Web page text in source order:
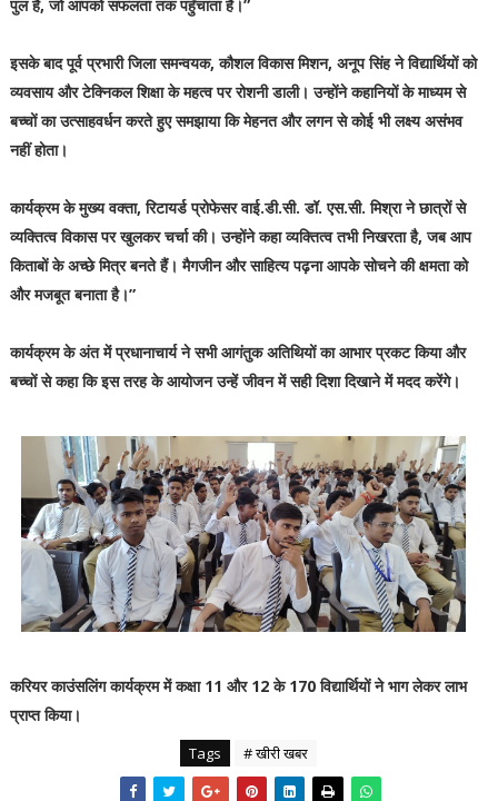
पुल है, जो आपको सफलता तक पहुँचाता है।”
इसके बाद पूर्व प्रभारी जिला समन्वयक, कौशल विकास मिशन, अनूप सिंह ने विद्यार्थियों को
व्यवसाय और टेक्निकल शिक्षा के महत्व पर रोशनी डाली। उन्होंने कहानियों के माध्यम से
बच्चों का उत्साहवर्धन करते हुए समझाया कि मेहनत और लगन से कोई भी लक्ष्य असंभव
नहीं होता।
कार्यक्रम के मुख्य वक्ता, रिटायर्ड प्रोफेसर वाई.डी.सी. डॉ. एस.सी. मिश्रा ने छात्रों से
व्यक्तित्व विकास पर खुलकर चर्चा की। उन्होंने कहाव्यक्तित्व तभी निखरता है, जब आप
किताबों के अच्छे मित्र बनते हैं। मैगजीन और साहित्य पढ़ना आपके सोचने की क्षमता को
और मजबूत बनाता है।”
कार्यक्रम के अंत में प्रधानाचार्य ने सभी आगंतुक अतिथियों का आभार प्रकट किया और
बच्चों से कहा कि इस तरह के आयोजन उन्हें जीवन में सही दिशा दिखाने में मदद करेंगे।
करियर काउंसलिंग कार्यक्रम में कक्षा 11 और 12 के 170 विद्यार्थियों ने भाग लेकर लाभ
प्राप्त किया।
Tags # खीरी खबर